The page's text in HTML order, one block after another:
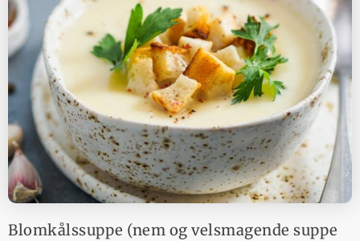
Blomkålssuppe (nem og velsmagende suppe